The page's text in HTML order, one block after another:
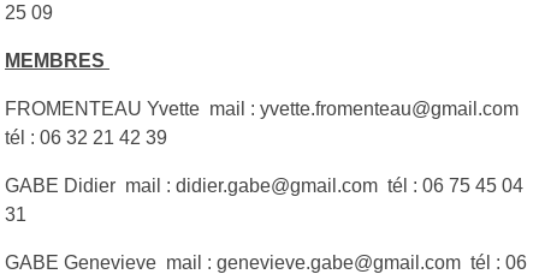
25 09
MEMBRES
FROMENTEAU Yvette mail : yvette.fromenteau@gmail.com
tél : 06 32 21 42 39
GABE Didier mail : didier.gabe@gmail.com tél : 06 75 45 04
31
GABE Genevieve mail : genevieve.gabe@gmail.com tél : 06